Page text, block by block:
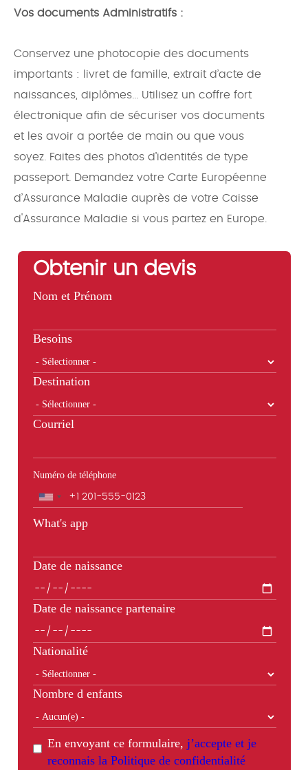
Vos documents Administratifs :
Conservez une photocopie des documents
importants : livret de famille, extrait d’acte de
naissances, diplômes... Utilisez un coffre fort
électronique afin de sécuriser vos documents
et les avoir a portée de main ou que vous
soyez. Faites des photos d’identités de type
passeport. Demandez votre Carte Européenne
d’Assurance Maladie auprès de votre Caisse
d'Assurance Maladie si vous partez en Europe.
Obtenir un devis
Nom et Prénom
Besoins
Destination
Courriel
Numéro de téléphone
Téléphone
What's app
Date de naissance
Date de naissance partenaire
Nationalité
Nombre d enfants
En envoyant ce formulaire, j’accepte et je
reconnais la Politique de confidentialité